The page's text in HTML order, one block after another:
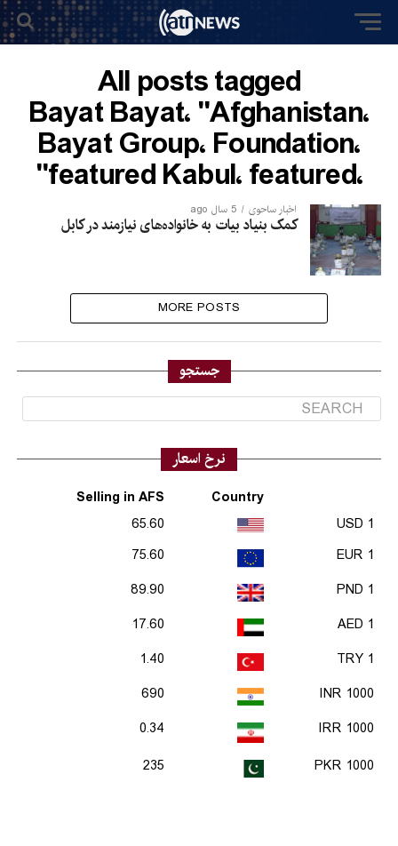
All posts tagged
"Afghanistan٬ Bayat٬ Bayat
Foundation٬ Bayat Group٬
featured٬ Kabul٬ featured"
اخبار ساحوی 5 سال ago
کمک بنیاد بیات به خانواده‌های نیازمند در کابل
MORE POSTS
جستجو
نرخ اسعار
Country
Selling in AFS
1 USD
65.60
1 EUR
75.60
1 PND
89.90
1 AED
17.60
1 TRY
1.40
1000 INR
690
1000 IRR
0.34
1000 PKR
235